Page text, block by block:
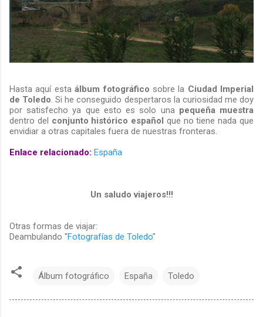
Hasta aquí estaálbum fotográfico sobre la Ciudad Imperial
de Toledo. Si he conseguido despertaros la curiosidad me doy
por satisfecho ya que esto es solo una pequeña muestra
dentro del conjunto histórico español que no tiene nada que
envidiar a otras capitales fuera de nuestras fronteras.
Enlace relacionado: España
Un saludo viajeros!!!
Otras formas de viajar:
Deambulando "Fotografías de Toledo"
Álbum fotográfico España Toledo